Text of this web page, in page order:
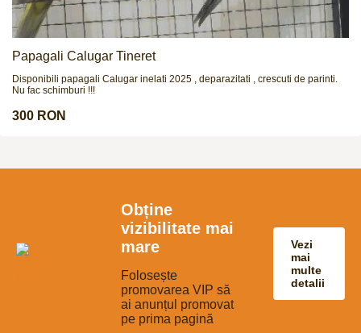
Papagali Calugar Tineret
Disponibili papagali Calugar inelati 2025 , deparazitati , crescuti de parinti.
Nu fac schimburi !!!
300 RON
Obține
vizibilitate mai
mare
Folosește
promovarea VIP să
ai anunțul promovat
pe prima pagină
Vezi
mai
multe
detalii